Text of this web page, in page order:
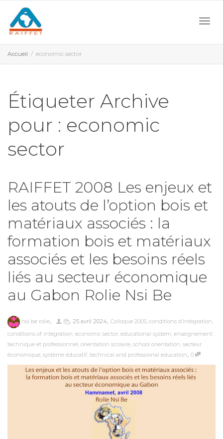
Accueil economic sector
Étiqueter Archive
pour : economic
sector
RAIFFET 2008 Les enjeux et
les atouts de l’option bois et
matériaux associés : la
formation bois et matériaux
associés et les besoins réels
liés au secteur économique
au Gabon Rolie Nsi Be
nsi be rolie, , 25 avril 2024, Colloque 2005, conditions d’intégration,
conditions of integration, economic sector, educational system, enseignement
technique et professionnel, orientation scolaire, school orientation, secteur
économique, système éducatif, technical and professional education, 0